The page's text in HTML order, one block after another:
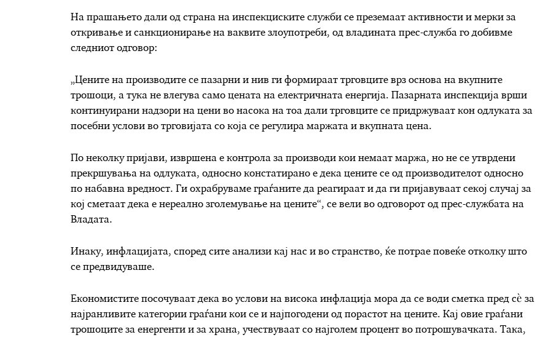
На прашањето дали од страна на инспекциските служби се преземаат активности и мерки за
откривање и санкционирање на ваквите злоупотреби, од владината прес-служба го добивме
следниот одговор:
„Цените на производите се пазарни и нив ги формираат трговците врз основа на вкупните
трошоци, а тука не влегува само цената на електричната енергија. Пазарната инспекција врши
континуирани надзори на цени во насока на тоа дали трговците се придржуваат кон одлуката за
посебни услови во трговијата со која се регулира маржата и вкупната цена.
По неколку пријави, извршена е контрола за производи кои немаат маржа, но не се утврдени
прекршувања на одлуката, односно констатирано е дека цените се од производителот односно
по набавна вредност. Ги охрабруваме граѓаните да реагираат и да ги пријавуваат секој случај за
кој сметаат декa е нереално зголемување на цените“, се вели во одговорот од прес-службата на
Владата.
Инаку, инфлацијата, според сите анализи кај нас и во странство, ќе потрае повеќе отколку што
се предвидуваше.
Економистите посочуваат дека во услови на висока инфлација мора да се води сметка пред сѐ за
најранливите категории граѓани кои се и најпогодени од порастот на цените. Кај овие граѓани
трошоците за енергенти и за храна, учествуваат со најголем процент во потрошувачката. Така,